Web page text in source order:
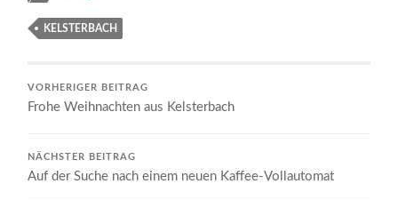
KELSTERBACH
VORHERIGER BEITRAG
Frohe Weihnachten aus Kelsterbach
NÄCHSTER BEITRAG
Auf der Suche nach einem neuen Kaffee-Vollautomat